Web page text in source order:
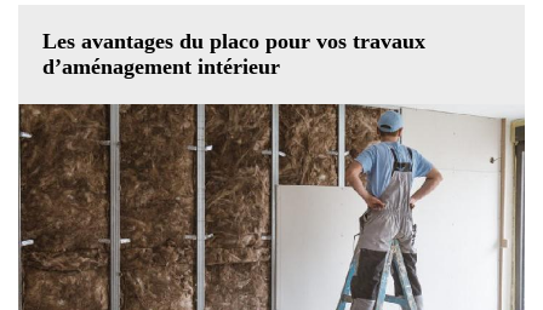
Les avantages du placo pour vos travaux
d’aménagement intérieur